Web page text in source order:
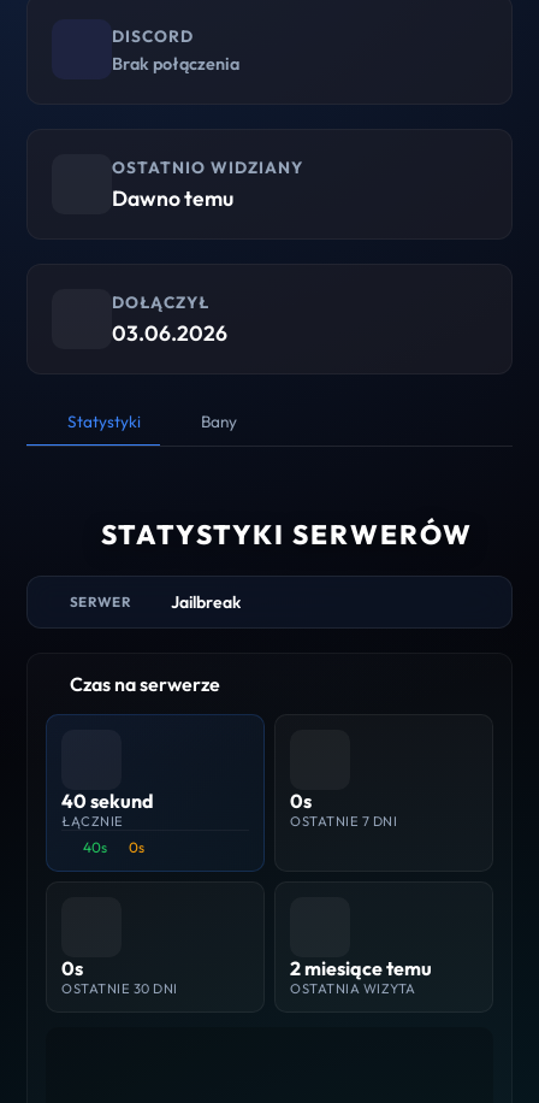
DISCORD
Brak połączenia
OSTATNIO WIDZIANY
Dawno temu
DOŁĄCZYŁ
03.06.2026
Statystyki Bany
STATYSTYKI SERWERÓW
SERWER Jailbreak
Czas na serwerze
40 sekund
ŁĄCZNIE
40s 0s
0s
OSTATNIE 7 DNI
0s
OSTATNIE 30 DNI
2 miesiące temu
OSTATNIA WIZYTA